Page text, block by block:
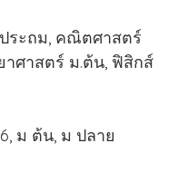
ถม, คณิตศาสตร์
าศาสตร์ ม.ต้น, ฟิสิกส์
ม ต้น, ม ปลาย